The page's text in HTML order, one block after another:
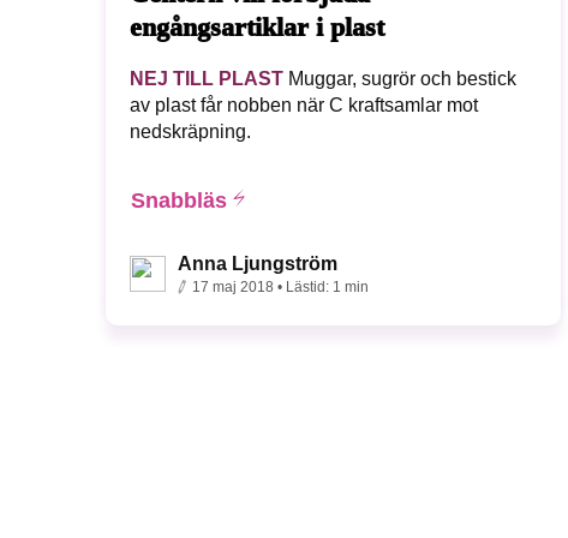
engångsartiklar i plast
NEJ TILL PLAST Muggar, sugrör och bestick
av plast får nobben när C kraftsamlar mot
nedskräpning.
Snabbläs
Anna Ljungström
17 maj 2018 • Lästid: 1 min